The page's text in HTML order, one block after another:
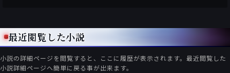
最近閲覧した小説
小説の詳細ページを閲覧すると、ここに履歴が表示されます。最近閲覧した
小説詳細ページへ簡単に戻る事が出来ます。